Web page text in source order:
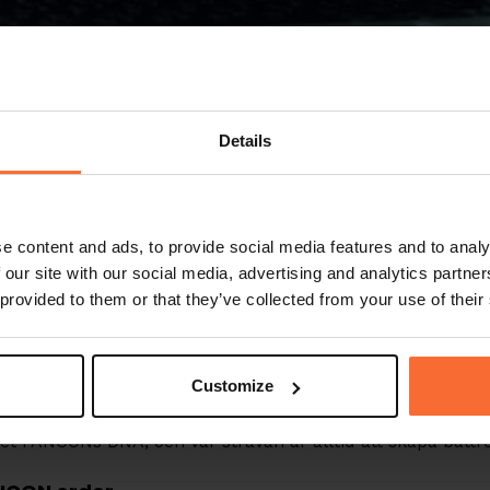
Details
content and ads, to provide social media features and to
site with our social media, advertising and analytics
to them or that they’ve collected from your use of
Customize
genomgår ständiga förvandlingar.
de hetaste trenderna inom mobilbetalning, utan
hjälpa ditt kafé att maximera dess potential.
ambitioner till verklighet”. Sedan 1998 har vi
innovation och ansvarstagande har vi utvecklat
att driva din verksamhet och hjälpa dig att
i ANCONs DNA, och vår strävan är alltid att skapa